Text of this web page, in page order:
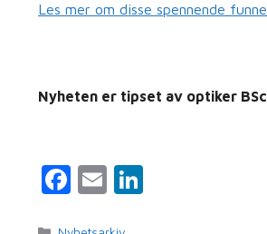
Les mer om disse spennende
Nyheten er tipset av optiker BSc
F
E
Kategorier